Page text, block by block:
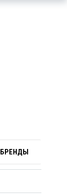
БРЕНДЫ